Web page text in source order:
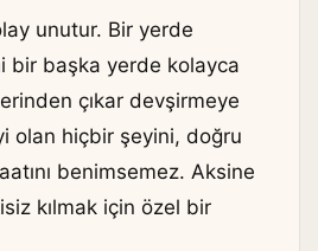
unutur. Bir yerde
bir başka yerde kolayca
çıkar devşirmeye
olan hiçbir şeyini, doğru
benimsemez. Aksine
kılmak için özel bir